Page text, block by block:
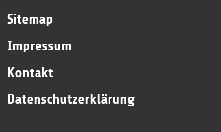
Sitemap
Impressum
Kontakt
Datenschutzerklärung